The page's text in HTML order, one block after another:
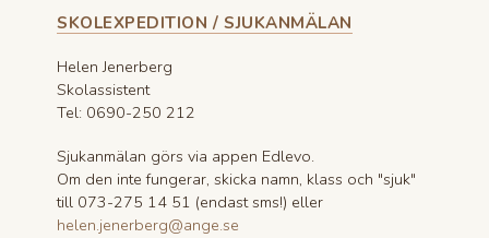
SKOLEXPEDITION / SJUKANMÄLAN
Helen Jenerberg
Skolassistent
Tel: 0690-250 212
Sjukanmälan görs via appen Edlevo.
Om den inte fungerar, skicka namn, klass och "sjuk"
till 073-275 14 51 (endast sms!) eller
helen.jenerberg@ange.se